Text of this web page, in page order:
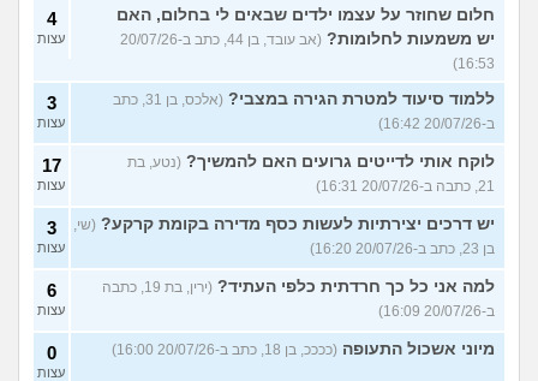
חלום שחוזר על עצמו ילדים שבאים לי בחלום, האם
יש משמעות לחלומות?
(אב עובד, בן 44, כתב ב-20/07/26
16:53)
4
עצות
ללמוד סיעוד למטרת הגירה במצבי?
(אלכס, בן 31, כתב
ב-20/07/26 16:42)
3
עצות
לוקח אותי לדייטים גרועים האם להמשיך? (נטע, בת
21, כתבה ב-20/07/26 16:31)
17
עצות
יש דרכים יצירתיות לעשות כסף מדירה בקומת קרקע? (שי,
בן 23, כתב ב-20/07/26 16:20)
3
עצות
למה אני כל כך חרדתית כלפי העתיד?
(ירין, בת 19, כתבה
ב-20/07/26 16:09)
6
עצות
מיוני אשכול התעופה (ככככ, בן 18, כתב ב-20/07/26 16:00) 0
עצות